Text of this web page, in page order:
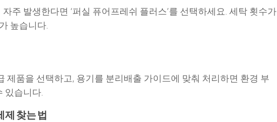
자주 발생한다면 ‘퍼실 퓨어프레쉬 플러스’를 선택하세요. 세탁 횟수가
높습니다.
제품을 선택하고, 용기를 분리배출 가이드에 맞춰 처리하면 환경 부
있습니다.
제 찾는 법